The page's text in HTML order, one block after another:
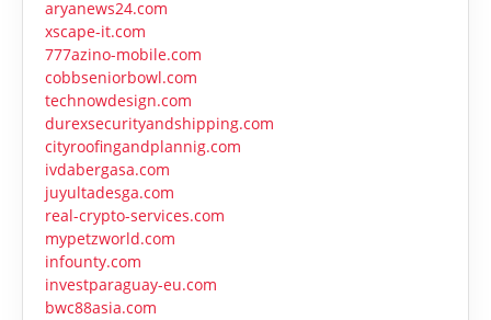
aryanews24.com
xscape-it.com
777azino-mobile.com
cobbseniorbowl.com
technowdesign.com
durexsecurityandshipping.com
cityroofingandplannig.com
ivdabergasa.com
juyultadesga.com
real-crypto-services.com
mypetzworld.com
infounty.com
investparaguay-eu.com
bwc88asia.com